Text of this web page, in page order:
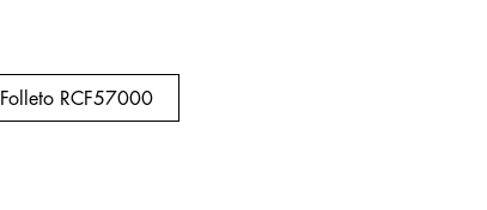
Folleto RCF57000